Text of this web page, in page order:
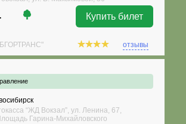
Купить билет
отзывы
“ЖД Вокзал”, ул. Ленина, 67,
Гарина-Михайловского